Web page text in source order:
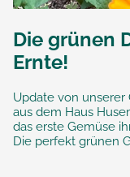
Die grünen
Ernte!
Update von unserer
aus dem Haus
das erste Gemüse
Die perfekt grünen